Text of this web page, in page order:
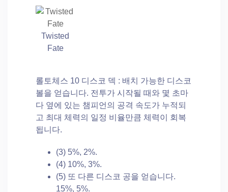
Twisted
Fate
롤토체스 10 디스코 덱 : 배치 가능한 디스코
볼을 얻습니다. 전투가 시작될 때와 몇 초마
다 옆에 있는 챔피언의 공격 속도가 누적되
고 최대 체력의 일정 비율만큼 체력이 회복
됩니다.
(3) 5%, 2%.
(4) 10%, 3%.
(5) 또 다른 디스코 공을 얻습니다.
15%, 5%.